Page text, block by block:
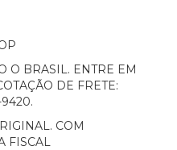
O BRASIL. ENTRE EM
DE FRETE:
COM
FISCAL